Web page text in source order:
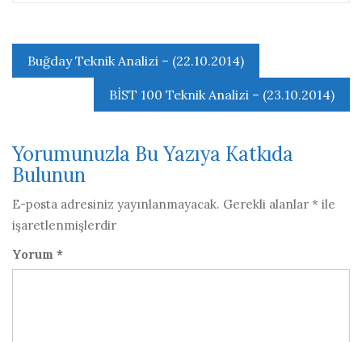
Yazı
gezinmesi
Buğday Teknik Analizi – (22.10.2014)
BİST 100 Teknik Analizi – (23.10.2014)
Yorumunuzla Bu Yazıya Katkıda
Bulunun
E-posta adresiniz yayınlanmayacak. Gerekli alanlar * ile
işaretlenmişlerdir
Yorum *